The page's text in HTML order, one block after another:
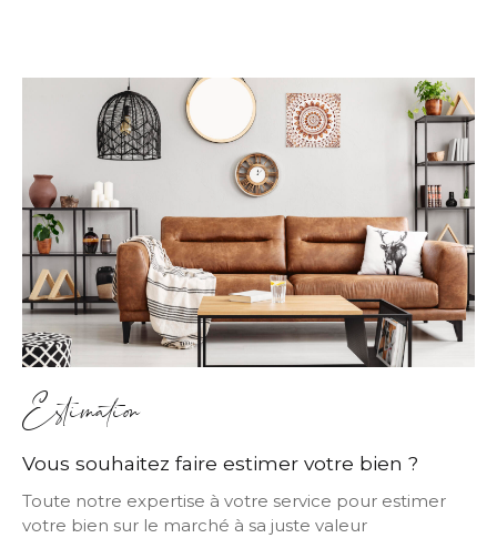
Estimation
Vous souhaitez faire estimer votre bien ?
Toute notre expertise à votre service pour estimer
votre bien sur le marché à sa juste valeur